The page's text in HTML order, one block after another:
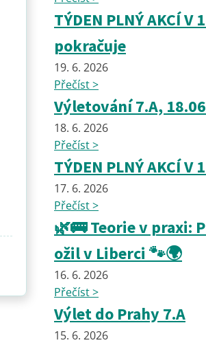
TÝDEN PLNÝ AKCÍ V
pokračuje
19. 6. 2026
Přečíst >
Výletování 7.A,
18. 6. 2026
Přečíst >
TÝDEN PLNÝ AKCÍ V
17. 6. 2026
Přečíst >
🌿🚌 Teorie v praxi:
ožil v Liberci 🐾🌍
16. 6. 2026
Přečíst >
Výlet do Prahy 7.A
15. 6. 2026